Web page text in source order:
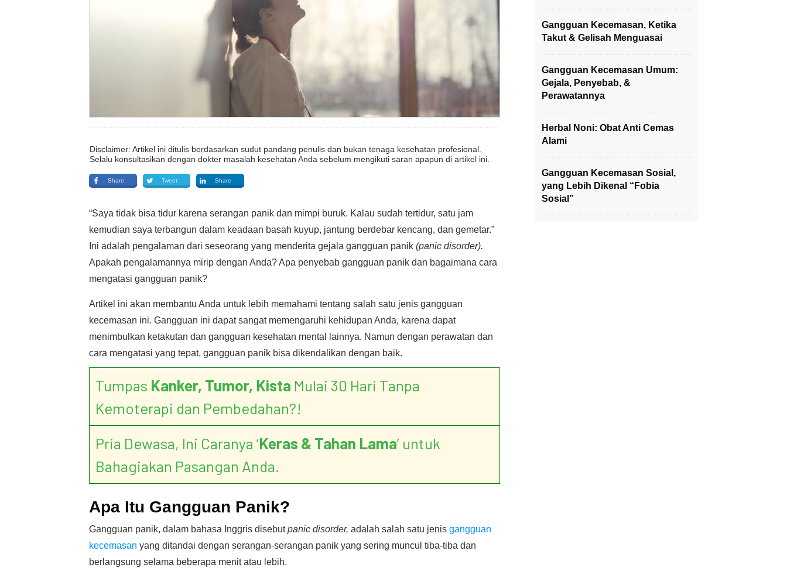
Disclaimer: Artikel ini ditulis berdasarkan sudut pandang penulis dan bukan tenaga kesehatan profesional.
Selalu konsultasikan dengan dokter masalah kesehatan Anda sebelum mengikuti saran apapun di artikel ini.
Share Tweet Share
“Saya tidak bisa tidur karena serangan panik dan mimpi buruk. Kalau sudah tertidur, satu jam
kemudian saya terbangun dalam keadaan basah kuyup, jantung berdebar kencang, dan gemetar.”
Ini adalah pengalaman dari seseorang yang menderita gejala gangguan panik (panic disorder).
Apakah pengalamannya mirip dengan Anda? Apa penyebab gangguan panik dan bagaimana cara
mengatasi gangguan panik?
Artikel ini akan membantu Anda untuk lebih memahami tentang salah satu jenis gangguan
kecemasan ini. Gangguan ini dapat sangat memengaruhi kehidupan Anda, karena dapat
menimbulkan ketakutan dan gangguan kesehatan mental lainnya. Namun dengan perawatan dan
cara mengatasi yang tepat, gangguan panik bisa dikendalikan dengan baik.
Tumpas Kanker, Tumor, Kista Mulai 30 Hari Tanpa
Kemoterapi dan Pembedahan?!
Pria Dewasa, Ini Caranya ‘Keras & Tahan Lama’ untuk
Bahagiakan Pasangan Anda.
Apa Itu Gangguan Panik?
Gangguan panik, dalam bahasa Inggris disebutpanic disorder, adalah salah satu jenis gangguan
kecemasan yang ditandai dengan serangan-serangan panik yang sering muncul tiba-tiba dan
berlangsung selama beberapa menit atau lebih.
Gangguan Kecemasan, Ketika
Takut & Gelisah Menguasai
Gangguan Kecemasan Umum:
Gejala, Penyebab, &
Perawatannya
Herbal Noni: Obat Anti Cemas
Alami
Gangguan Kecemasan Sosial,
yang Lebih Dikenal “Fobia
Sosial”